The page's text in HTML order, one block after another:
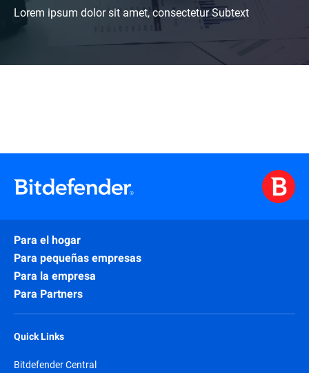
Lorem ipsum dolor sit amet, consectetur Subtext
Para el hogar
Para pequeñas empresas
Para la empresa
Para Partners
Quick Links
Bitdefender Central